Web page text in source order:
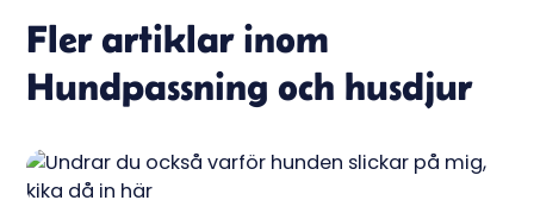
Fler artiklar inom
Hundpassning och husdjur